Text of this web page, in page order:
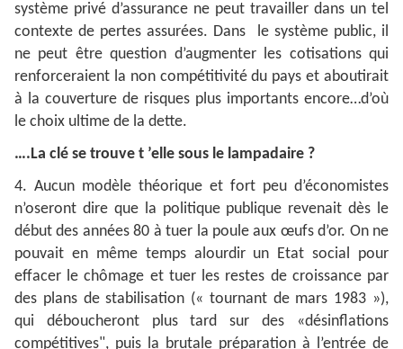
système privé d’assurance ne peut travailler dans un tel
contexte de pertes assurées. Dans le système public, il
ne peut être question d’augmenter les cotisations qui
renforceraient la non compétitivité du pays et aboutirait
à la couverture de risques plus importants encore…d’où
le choix ultime de la dette.
….La clé se trouve t ’elle sous le lampadaire ?
4. Aucun modèle théorique et fort peu d’économistes
n’oseront dire que la politique publique revenait dès le
début des années 80 à tuer la poule aux œufs d’or. On ne
pouvait en même temps alourdir un Etat social pour
effacer le chômage et tuer les restes de croissance par
des plans de stabilisation (« tournant de mars 1983 »),
qui déboucheront plus tard sur des «désinflations
compétitives", puis la brutale préparation à l’entrée de